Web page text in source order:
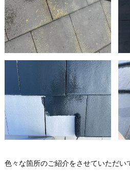
色々な箇所のご紹介をさせていただい